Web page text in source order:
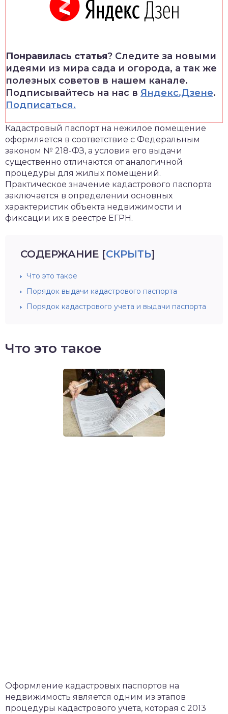
Понравилась статья? Следите за новыми
идеями из мира сада и огорода, а так же
полезных советов в нашем канале.
Подписывайтесь на нас в Яндекс.Дзене.
Подписаться.
Кадастровый паспорт на нежилое помещение
оформляется в соответствие с Федеральным
законом № 218-ФЗ, а условия его выдачи
существенно отличаются от аналогичной
процедуры для жилых помещений.
Практическое значение кадастрового паспорта
заключается в определении основных
характеристик объекта недвижимости и
фиксации их в реестре ЕГРН.
СОДЕРЖАНИЕ [СКРЫТЬ]
Что это такое
Порядок выдачи кадастрового паспорта
Порядок кадастрового учета и выдачи паспорта
Что это такое
​Оформление кадастровых паспортов на
недвижимость является одним из этапов
процедуры кадастрового учета, которая с 2013